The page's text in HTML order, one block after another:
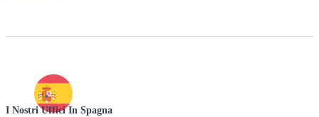
I Nostri Uffici In Spagna